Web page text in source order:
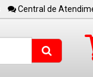
Central de